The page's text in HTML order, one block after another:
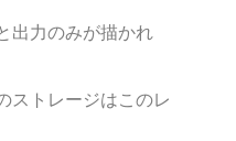
出力のみが描かれ
ストレージはこのレ